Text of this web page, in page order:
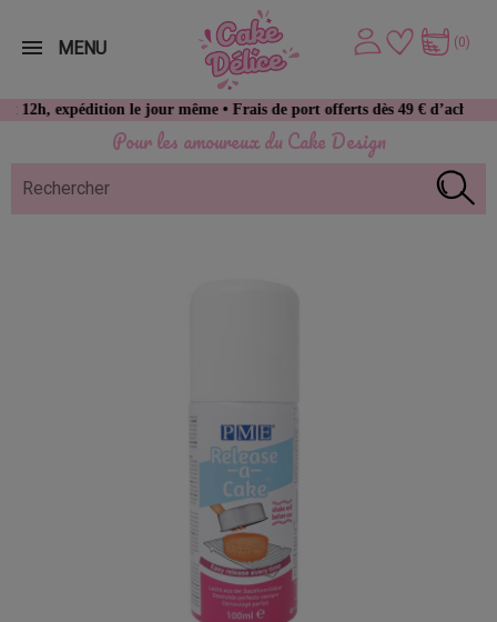
Pour les amoureux du Cake Design
expédition le jour même • Frais de port offerts dès 49 € d’achat
(0)
MENU